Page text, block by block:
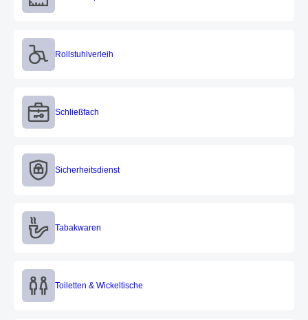
Rollstuhlverleih
Rollstuhlverleih
Schließfach
Schließfach
Sicherheitsdienst
Sicherheitsdienst
Tabakwaren
Tabakwaren
Toiletten & Wickeltische
Toiletten & Wickeltische